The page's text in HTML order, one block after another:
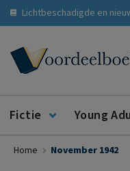
Lichtbeschadigde en
Fictie Young
Home November 1942